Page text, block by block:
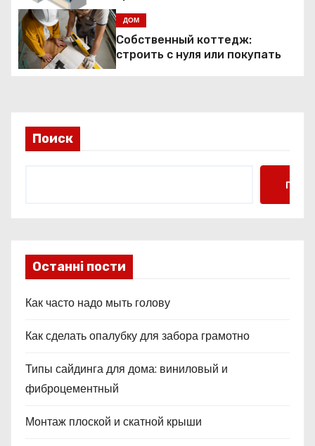
я
п
о
а
п
м
ДОМ
Собственный коттедж:
строить с нуля или покупать
Поиск
Поиск
Останні пости
Как часто надо мыть голову
Как сделать опалубку для забора грамотно
Типы сайдинга для дома: виниловый и
фиброцементный
Монтаж плоской и скатной крыши